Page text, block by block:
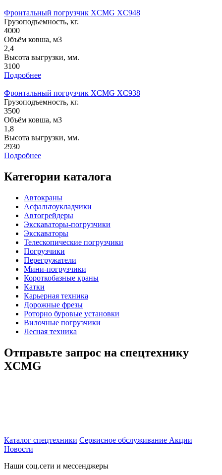
Фронтальный погрузчик XCMG XC948
Грузоподъемность, кг.
4000
Объём ковша, м3
2,4
Высота выгрузки, мм.
3100
Подробнее
Фронтальный погрузчик XCMG XC938
Грузоподъемность, кг.
3500
Объём ковша, м3
1,8
Высота выгрузки, мм.
2930
Подробнее
Категории каталога
Автокраны
Асфальтоукладчики
Автогрейдеры
Экскаваторы-погрузчики
Экскаваторы
Телескопические погрузчики
Погрузчики
Перегружатели
Мини-погрузчики
Короткобазные краны
Катки
Карьерная техника
Дорожные фрезы
Роторно буровые установки
Вилочные погрузчики
Лесная техника
Отправьте запрос на спецтехнику
XCMG
Каталог спецтехники Сервисное обслуживание Акции
Новости
Наши соц.сети и мессенджеры